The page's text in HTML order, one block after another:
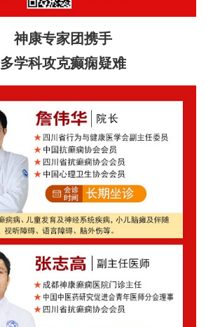
神康专家团携手
多学科攻克癫痫疑难